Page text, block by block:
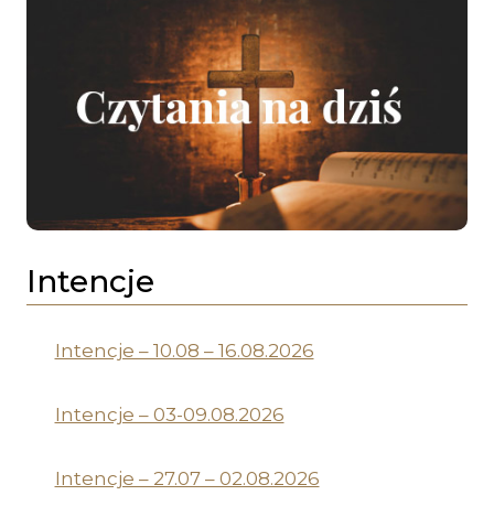
Intencje
Intencje – 10.08 – 16.08.2026
Intencje – 03-09.08.2026
Intencje – 27.07 – 02.08.2026